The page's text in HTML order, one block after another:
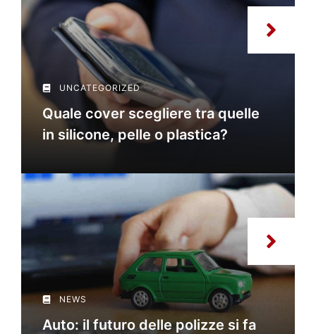
UNCATEGORIZED
Quale cover scegliere tra quelle
in silicone, pelle o plastica?
NEWS
Auto: il futuro delle polizze si fa